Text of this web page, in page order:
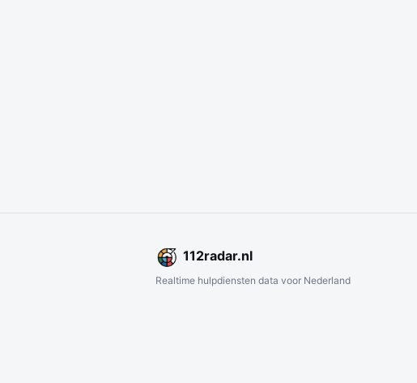
112radar.nl
Realtime hulpdiensten data voor Nederland